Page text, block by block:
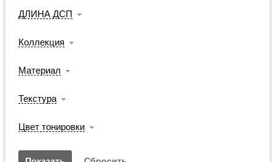
ДЛИНА ДСП
Коллекция
Материал
Текстура
Цвет тонировки